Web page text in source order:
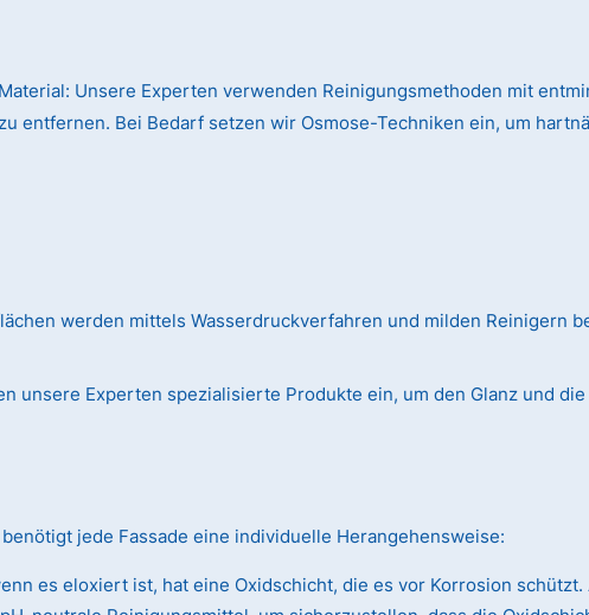
Unsere Experten verwenden Reinigungsmethoden mit
entfernen. Bei Bedarf setzen wir Osmose-Techniken ein, um
werden mittels Wasserdruckverfahren und milden Reinigern
unsere Experten spezialisierte Produkte ein, um den Glanz und
jede Fassade eine individuelle Herangehensweise:
es eloxiert ist, hat eine Oxidschicht, die es vor Korrosion